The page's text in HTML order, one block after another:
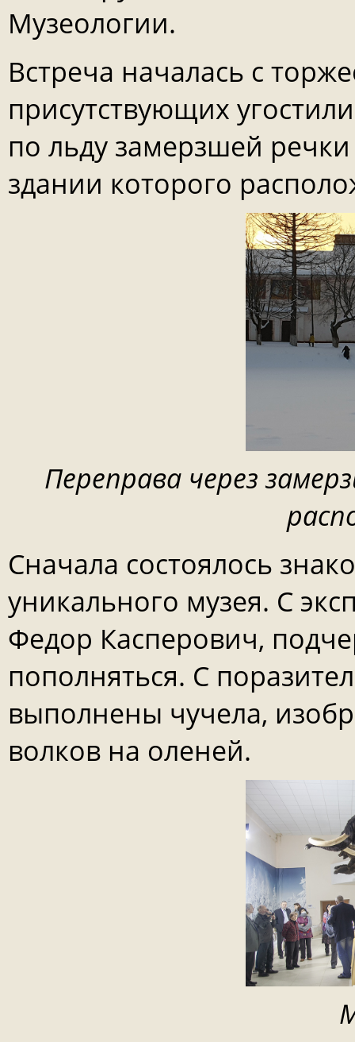
Музеологии.
Встреча началась с
присутствующих
по льду замерзшей
здании которого
Переправа через
Сначала состоялось
уникального музея. С
Федор Касперович,
пополняться. С
выполнены чучела,
волков на оленей.